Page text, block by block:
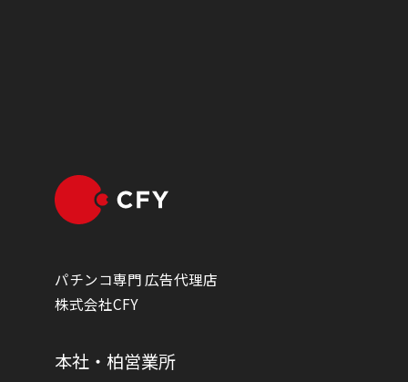
パチンコ専門 広告代理店
株式会社CFY
本社・柏営業所